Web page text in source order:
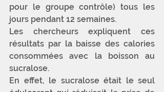
pour le groupe contrôle) tous les
jours pendant 12 semaines.
Les chercheurs expliquent ces
résultats par la baisse des calories
consommées avec la boisson au
sucralose.
En effet, le sucralose était le seul